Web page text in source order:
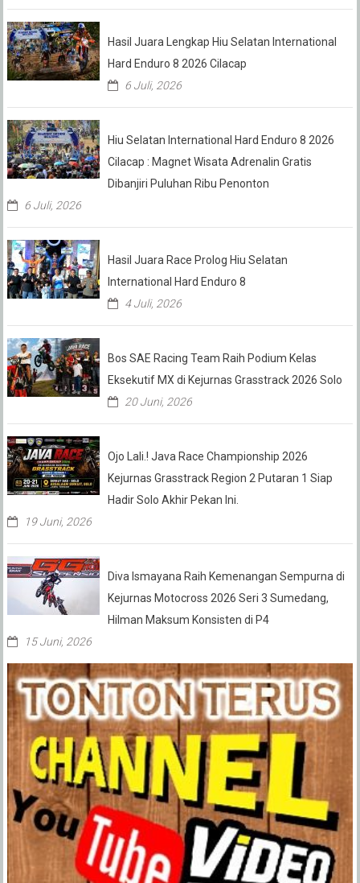
Hasil Juara Lengkap Hiu Selatan International
Hard Enduro 8 2026 Cilacap
6 Juli, 2026
Hiu Selatan International Hard Enduro 8 2026
Cilacap : Magnet Wisata Adrenalin Gratis
Dibanjiri Puluhan Ribu Penonton
6 Juli, 2026
Hasil Juara Race Prolog Hiu Selatan
International Hard Enduro 8
4 Juli, 2026
Bos SAE Racing Team Raih Podium Kelas
Eksekutif MX di Kejurnas Grasstrack 2026 Solo
20 Juni, 2026
Ojo Lali.! Java Race Championship 2026
Kejurnas Grasstrack Region 2 Putaran 1 Siap
Hadir Solo Akhir Pekan Ini.
19 Juni, 2026
Diva Ismayana Raih Kemenangan Sempurna di
Kejurnas Motocross 2026 Seri 3 Sumedang,
Hilman Maksum Konsisten di P4
15 Juni, 2026